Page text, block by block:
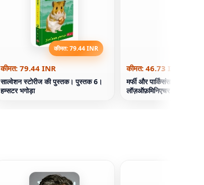
कीमत: 79.44 INR
कीमत: 79.44 INR
साल्वेशन स्टोरीज की पुस्तक। पुस्तक 6।
हम्सटर भगोड़ा
कीमत: 46.73 INR
मर्फी और पार्किंसंस की किताब द
लॉज़ऑफ़मिनिएचर